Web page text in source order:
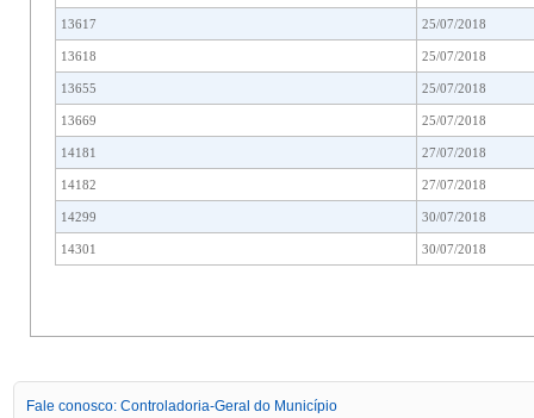
13617 25/07/2018
13618 25/07/2018
13655 25/07/2018
13669 25/07/2018
14181 27/07/2018
14182 27/07/2018
14299 30/07/2018
14301 30/07/2018
Fale conosco: Controladoria-Geral do Município